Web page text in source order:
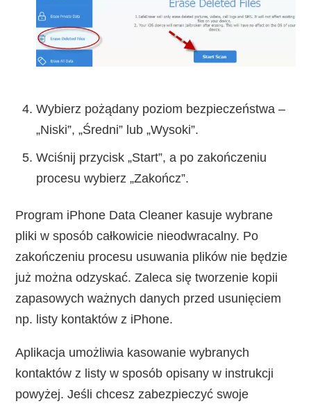
Wybierz pożądany poziom bezpieczeństwa –
„Niski”, „Średni” lub „Wysoki”.
Wciśnij przycisk „Start”, a po zakończeniu
procesu wybierz „Zakończ”.
Program iPhone Data Cleaner kasuje wybrane
pliki w sposób całkowicie nieodwracalny. Po
zakończeniu procesu usuwania plików nie będzie
już można odzyskać. Zaleca się tworzenie kopii
zapasowych ważnych danych przed usunięciem
np. listy kontaktów z iPhone.
Aplikacja umożliwia kasowanie wybranych
kontaktów z listy w sposób opisany w instrukcji
powyżej. Jeśli chcesz zabezpieczyć swoje